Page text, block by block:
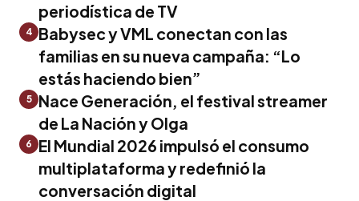
periodística de TV
4 Babysec y VML conectan con las
familias en su nueva campaña: “Lo
estás haciendo bien”
5
Nace Generación, el festival streamer
de La Nación y Olga
6
El Mundial 2026 impulsó el consumo
multiplataforma y redefinió la
conversación digital